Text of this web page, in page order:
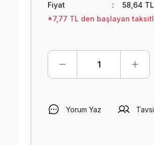
Fiyat
58,64
*7,77 TL den başlayan
Yorum Yaz